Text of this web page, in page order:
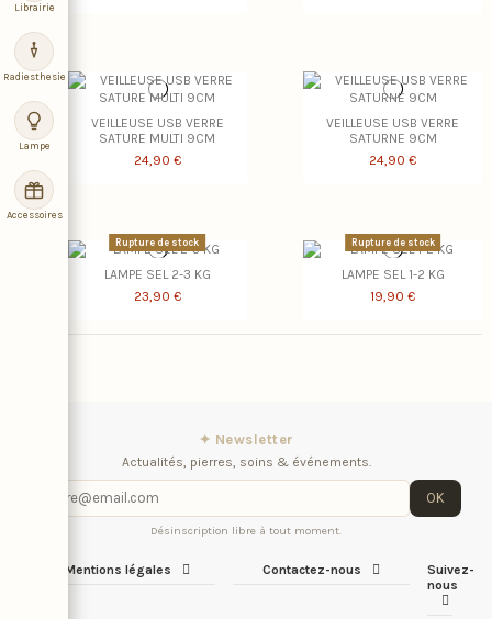
Librairie
Radiesthesie
Lampe
Accessoires
VEILLEUSE USB VERRE
SATURE MULTI 9CM
24,90 €
VEILLEUSE USB VERRE
SATURNE 9CM
24,90 €
Rupture de stock
LAMPE SEL 2-3 KG
23,90 €
Rupture de stock
LAMPE SEL 1-2 KG
19,90 €
✦ Newsletter
Actualités, pierres, soins & événements.
OK
Désinscription libre à tout moment.
Mentions légales Contactez-nous
Suivez-
nous